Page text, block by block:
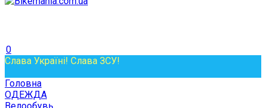
0
Слава Україні! Слава ЗСУ!
Головна
ОДЕЖДА